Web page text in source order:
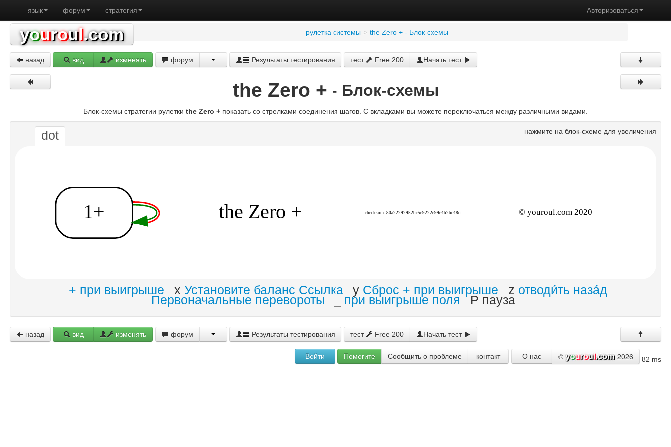
Авторизоваться
язык форум стратегия
youroul.com рулетка системы > the Zero + - Блок-схемы
назад вид изменять форум Результаты тестирования тест Free 200 Начать тест
the Zero + - Блок-схемы
Блок-схемы стратегии рулетки the Zero + показать со стрелками соединения шагов. С вкладками вы можете переключаться между различными видами.
нажмите на блок-схеме для увеличения
dot
+ при выигрыше x Установите баланс Ссылка y Сброс + при выигрыше z отводи́ть наза́д
Первоначальные перевороты при выигрыше поля P пауза
назад вид изменять форум Результаты тестирования тест Free 200 Начать тест
Войти Помогите Сообщить о проблеме контакт О нас © 2026 82 ms